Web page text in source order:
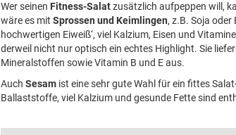
Wer seinen Fitness-Salatzusätzlich aufpeppen will,
wäre es mit Sprossen und Keimlingen, z.B. Soja oder
hochwertigen Eiweiß‘, viel Kalzium, Eisen und
derweil nicht nur optisch ein echtes Highlight. Sie
Mineralstoffen sowie Vitamin B und E aus.
Auch Sesam ist eine sehr gute Wahl für ein fittes
Ballaststoffe, viel Kalzium und gesunde Fette sind